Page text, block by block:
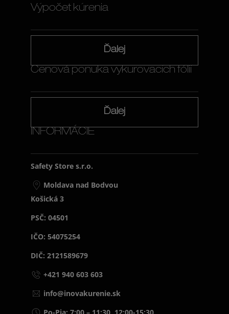
Výpočet kúrenia
Ďalej
Cenová ponuka vykurovacích fólií
Ďalej
INFORMÁCIE
Safety Store s.r.o.
Moldava nad Bodvou
Košická 3
PSČ: 04501
IČO: 54075254
DIČ: 2121589679
+421 940 603 603
info@inovakurenie.sk
Po-Pia: 7:00 – 11:30, 12:00-15:30